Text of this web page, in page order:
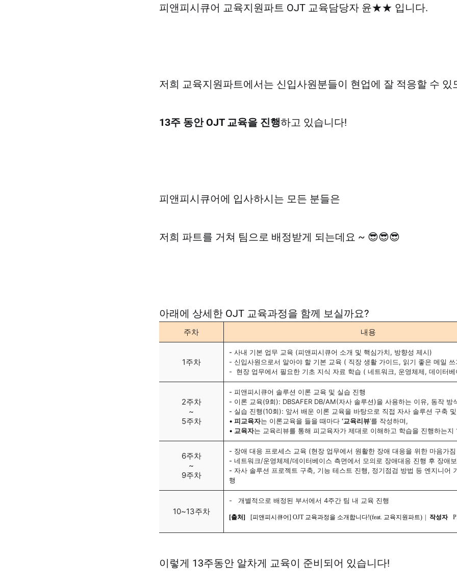
피앤피시큐어 교육지원파트 OJT 교육담당자 윤★★ 입니다.
저희 교육지원파트에서는 신입사원분들이 현업에 잘 적응할 수 있
13주 동안 OJT 교육을 진행하고 있습니다!
피앤피시큐어에 입사하시는 모든 분들은
저희 파트를 거쳐 팀으로 배정받게 되는데요 ~ 😎😎😎
아래에 상세한 OJT 교육과정을 함께 보실까요?
주차 내용
1주차
- 사내 기본 업무 교육 (피앤피시큐어 소개 및 핵심가치, 방향성 제시)
- 신입사원으로서 알아야 할 기본 교육 ( 직장 생활 가이드, 읽기 좋은 메일
-  현장 업무에서 필요한 기초 지식 자료 학습 ( 네트워크, 운영체제, 데이터
2주차
~
5주차
- 피앤피시큐어 솔루션 이론 교육 및 실습 진행
- 이론 교육(9회): DBSAFER DB/AM(자사 솔루션)을 사용하는 이유, 동작 방
- 실습 진행(10회): 앞서 배운 이론 교육을 바탕으로 직접 자사 솔루션 구축
• 피교육자는 이론교육을 들을 때마다 ‘교육리뷰’를 작성하며,
• 교육자는 교육리뷰를 통해 피교육자가 제대로 이해하고 학습을 진행하는지
6주차
~
9주차
- 장애 대응 프로세스 교육 (현장 업무에서 원활한 장애 대응을 위한 마음가
- 네트워크/운영체제/데이터베이스 측면에서 모의로 장애대응 진행 후 장애
- 자사 솔루션 프로젝트 구축, 기능 테스트 진행, 정기점검 방법 등 엔지니어
행
10~13주차
-   개별적으로 배정된 부서에서 4주간 팀 내 교육 진행
[출처] [피앤피시큐어] OJT 교육과정을 소개합니다!(feat. 교육지원파트) | 작성자
이렇게 13주동안 알차게 교육이 준비되어 있습니다!